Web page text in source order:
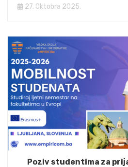
27. Oktobra 2025.
Poziv studentima za